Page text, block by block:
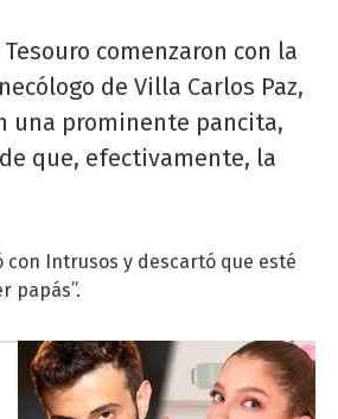
comenzaron con la
de Villa Carlos Paz,
una prominente pancita,
que, efectivamente, la
con Intrusos y descartó que esté
papás”.